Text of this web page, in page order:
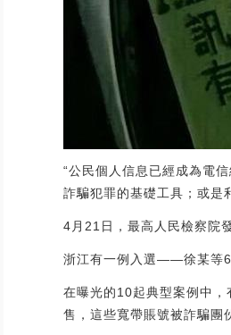
“公民個人信息已經成為電
詐騙犯罪的基礎工具；或是
4月21日，最高人民檢察院
浙江有一例入選——徐某等6
在曝光的10起典型案例中
售，這些寬帶賬號被詐騙團